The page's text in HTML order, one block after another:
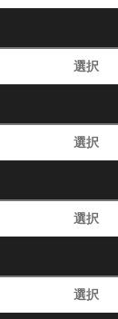
選択
選択
選択
選択